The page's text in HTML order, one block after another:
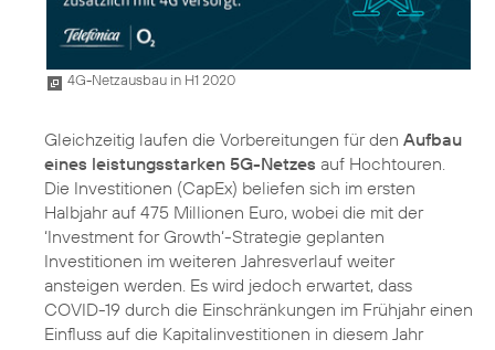
4G-Netzausbau in H1 2020
Gleichzeitig laufen die Vorbereitungen für den Aufbau
eines leistungsstarken 5G-Netzes auf Hochtouren.
Die Investitionen (CapEx) beliefen sich im ersten
Halbjahr auf 475 Millionen Euro, wobei die mit der
‘Investment for Growth‘-Strategie geplanten
Investitionen im weiteren Jahresverlauf weiter
ansteigen werden. Es wird jedoch erwartet, dass
COVID-19 durch die Einschränkungen im Frühjahr einen
Einfluss auf die Kapitalinvestitionen in diesem Jahr